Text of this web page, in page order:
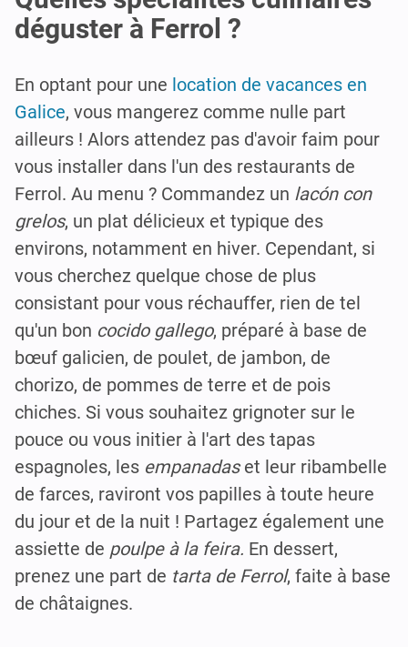
déguster à Ferrol ?
En optant pour une location de vacances en
Galice, vous mangerez comme nulle part
ailleurs ! Alors attendez pas d'avoir faim pour
vous installer dans l'un des restaurants de
Ferrol. Au menu ? Commandez un lacón con
grelos, un plat délicieux et typique des
environs, notamment en hiver. Cependant, si
vous cherchez quelque chose de plus
consistant pour vous réchauffer, rien de tel
qu'un bon cocido gallego, préparé à base de
bœuf galicien, de poulet, de jambon, de
chorizo, de pommes de terre et de pois
chiches. Si vous souhaitez grignoter sur le
pouce ou vous initier à l'art des tapas
espagnoles, les empanadaset leur ribambelle
de farces, raviront vos papilles à toute heure
du jour et de la nuit ! Partagez également une
assiette de poulpe à la feira. En dessert,
prenez une part de tarta de Ferrol, faite à base
de châtaignes.